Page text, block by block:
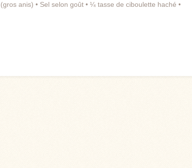
(gros anis) • Sel selon goût • ¼ tasse de ciboulette haché •